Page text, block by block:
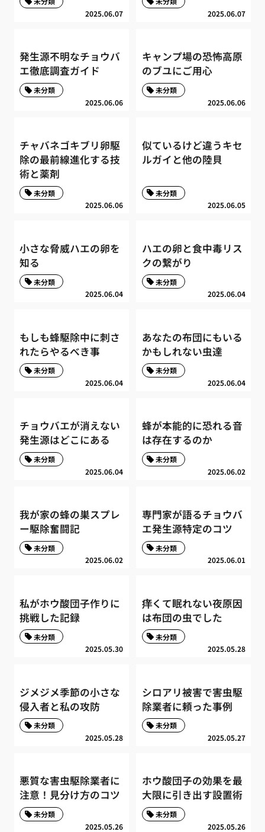
2025.06.07
2025.06.07
発生源不明なチョウバ
エ徹底調査ガイド
2025.06.06
未分類
キャンプ場の恐怖高原
のブユにご用心
2025.06.06
未分類
チャバネゴキブリ卵駆
除の最前線進化する技
術と薬剤
2025.06.06
未分類
似ているけど違うキセ
ルガイと他の陸貝
2025.06.05
未分類
小さな脅威ハエの卵を
知る
2025.06.04
未分類
ハエの卵と食中毒リス
クの繋がり
2025.06.04
未分類
もしも蜂駆除中に刺さ
れたらやるべき事
2025.06.04
未分類
あなたの布団にもいる
かもしれない虫達
2025.06.04
未分類
チョウバエが消えない
発生源はどこにある
2025.06.04
未分類
蜂が本能的に恐れる音
は存在するのか
2025.06.02
未分類
我が家の蜂の巣スプレ
ー駆除奮闘記
2025.06.02
未分類
専門家が語るチョウバ
エ発生源特定のコツ
2025.06.01
未分類
私がホウ酸団子作りに
挑戦した記録
2025.05.30
未分類
痒くて眠れない夜原因
は布団の虫でした
2025.05.28
未分類
ジメジメ季節の小さな
侵入者と私の攻防
2025.05.28
未分類
シロアリ被害で害虫駆
除業者に頼った事例
2025.05.27
未分類
悪質な害虫駆除業者に
注意！見分け方のコツ
2025.05.26
未分類
ホウ酸団子の効果を最
大限に引き出す設置術
2025.05.26
未分類